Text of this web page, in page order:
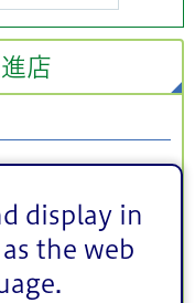
display in
the web
店